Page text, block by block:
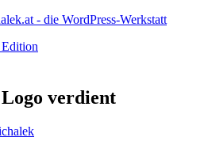
- die WordPress-Werkstatt
verdient